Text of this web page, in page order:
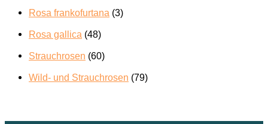
Rosa frankofurtana (3)
Rosa gallica (48)
Strauchrosen (60)
Wild- und Strauchrosen (79)